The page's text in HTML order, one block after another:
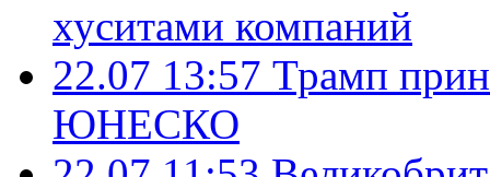
хуситами компаний
22.07 13:57 Трамп
ЮНЕСКО